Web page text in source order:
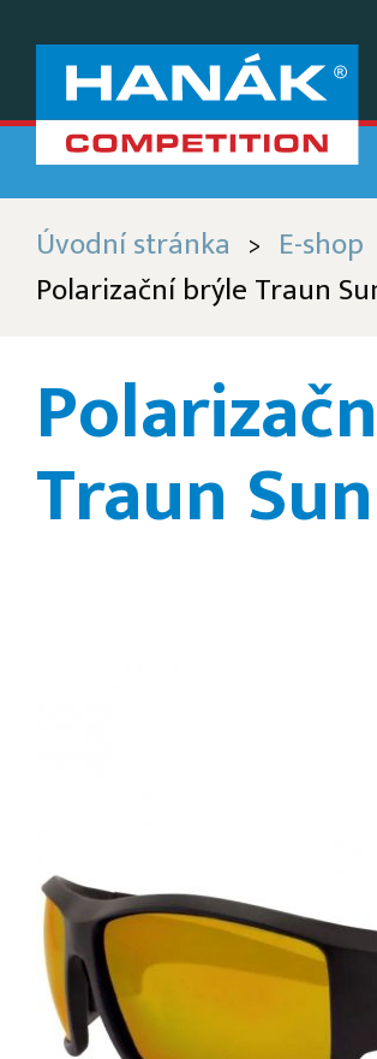
Úvodní stránka > E-shop
Polarizační brýle Traun
Traun